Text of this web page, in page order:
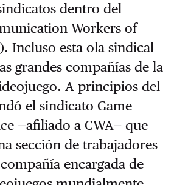
dentro del
Workers of
Incluso esta ola sindical
grandes compañías de la
A principios del
el sindicato Game
—afiliado a CWA— que
sección de trabajadores
encargada de